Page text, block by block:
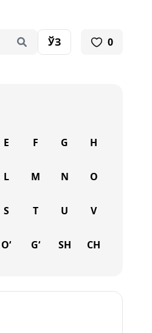
ЎЗ 0
E F G H
L M N O
S T U V
O‘ G‘ SH CH